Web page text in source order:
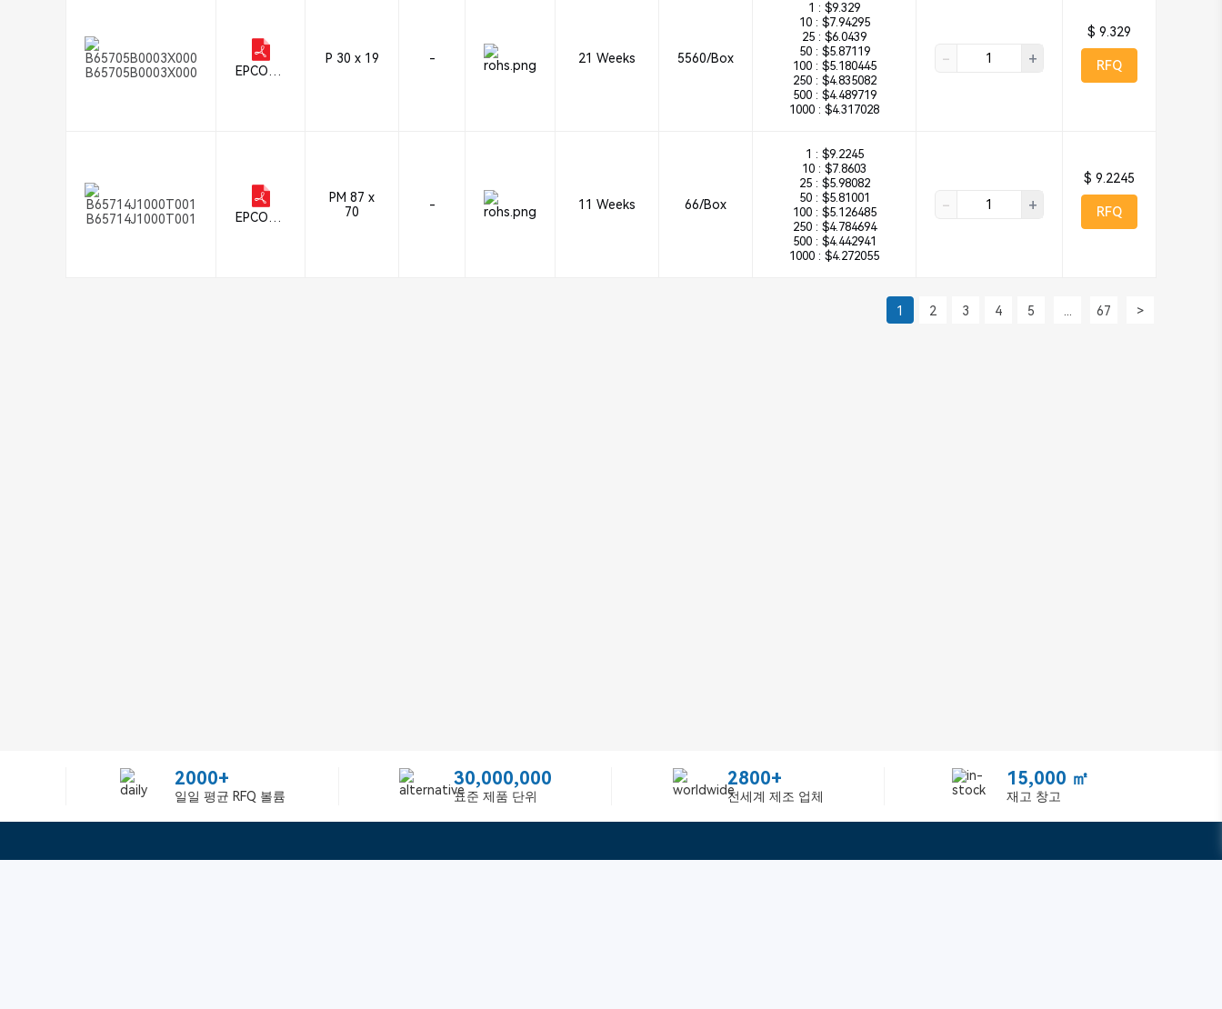
B65705B0003X000
EPCOS -
P 30 x 19 - 21 Weeks 5560/Box
1 : $9.329
10 : $7.94295
25 : $6.0439
50 : $5.87119
100 : $5.180445
250 : $4.835082
500 : $4.489719
1000 : $4.317028
- +
$ 9.329
RFQ
B65714J1000T001
EPCOS -
PM 87 x
70
- 11 Weeks 66/Box
1 : $9.2245
10 : $7.8603
25 : $5.98082
50 : $5.81001
100 : $5.126485
250 : $4.784694
500 : $4.442941
1000 : $4.272055
- +
$ 9.2245
RFQ
1 2 3 4 5 67 >
2000+
일일 평균 RFQ 볼륨
30,000,000
표준 제품 단위
2800+
전세계 제조 업체
15,000 ㎡
재고 창고